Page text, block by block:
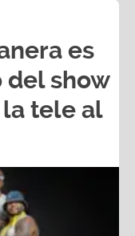
es
show
la tele al